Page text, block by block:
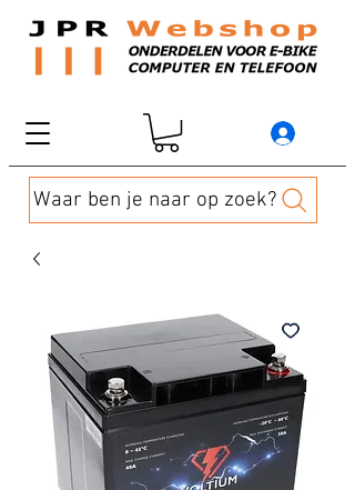
Waar ben je naar op zoek?